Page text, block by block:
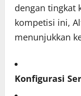
dengan tingkat
kompetisi ini,
menunjukkan
Konfigurasi